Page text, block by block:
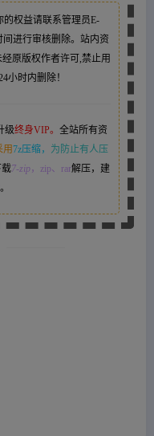
权益请联系管理员E-
间进行审核删除。站内资
原版权作者许可,禁止用
小时内删除！
级终身VIP。 全站所有资
用7z压缩，
为防止有人压
7-zip，zip、rar解压，建
。